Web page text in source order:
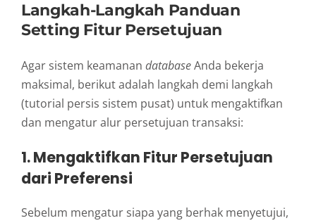
Langkah-Langkah Panduan
Setting Fitur Persetujuan
Agar sistem keamanan databaseAnda bekerja
maksimal, berikut adalah langkah demi langkah
(tutorial persis sistem pusat) untuk mengaktifkan
dan mengatur alur persetujuan transaksi:
1. Mengaktifkan Fitur Persetujuan
dari Preferensi
Sebelum mengatur siapa yang berhak menyetujui,